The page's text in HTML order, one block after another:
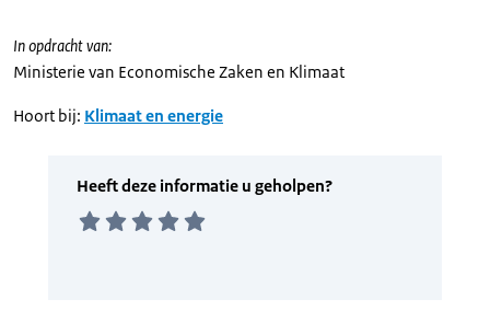
In opdracht van:
Ministerie van Economische Zaken en Klimaat
Hoort bij: Klimaat en energie